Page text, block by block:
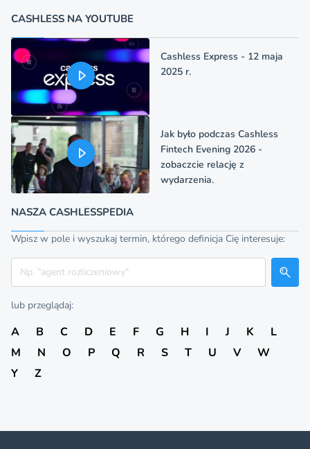
CASHLESS NA YOUTUBE
Cashless Express - 12 maja
2025 r.
Jak było podczas Cashless
Fintech Evening 2026 -
zobaczcie relację z
wydarzenia.
NASZA CASHLESSPEDIA
Wpisz w pole i wyszukaj termin, którego definicja Cię interesuje:
Szukaj
lub przeglądaj:
A B C D E F G H I J K
L
M
N O P Q R S T U V
W
Y
Z